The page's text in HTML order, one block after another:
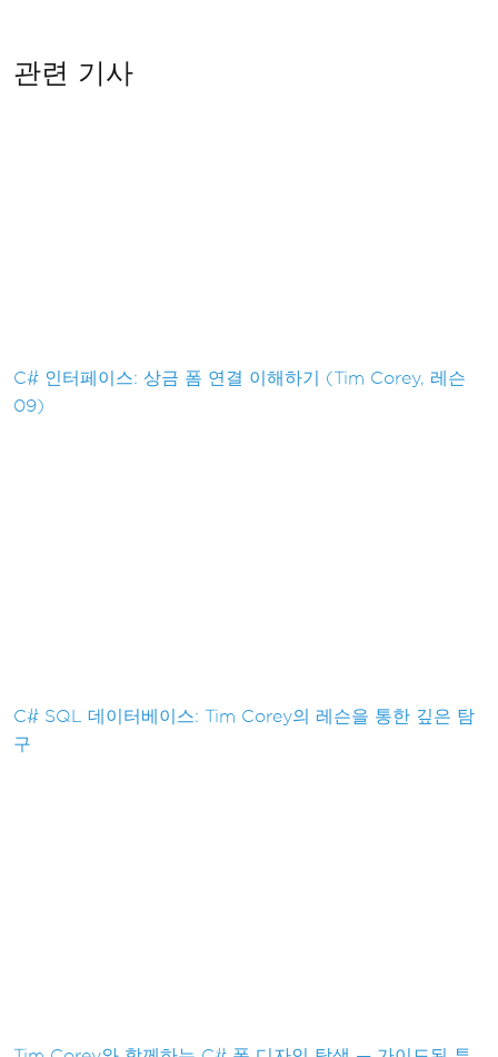
관련 기사
C# 인터페이스: 상금 폼 연결 이해하기 (Tim Corey, 레슨
09)
C# SQL 데이터베이스: Tim Corey의 레슨을 통한 깊은 탐
구